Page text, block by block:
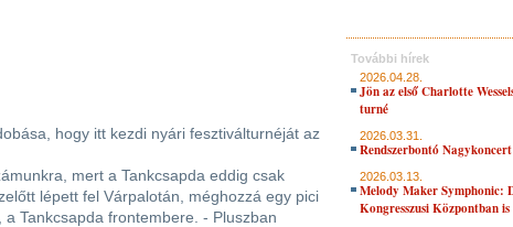
hogy itt kezdi nyári fesztiválturnéját az
mert a Tankcsapda eddig csak
lépett fel Várpalotán, méghozzá egy pici
Tankcsapda frontembere. - Pluszban
További hírek
2026.04.28.
Jön az első Charlotte
turné
2026.03.31.
Rendszerbontó Nagykoncert
2026.03.13.
Melody Maker Symphonic:
Kongresszusi Központban is